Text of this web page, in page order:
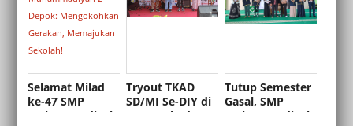
Selamat Milad
ke-47 SMP
Muhammadiyah
Tryout TKAD
SD/MI Se-DIY di
SMP Muhadesta
Tutup Semester
Gasal, SMP
Muhammadiyah